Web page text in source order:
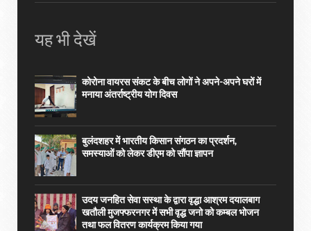
यह भी देखें
कोरोना वायरस संकट के बीच लोगों ने अपने-अपने घरों में
मनाया अंतर्राष्ट्रीय योग दिवस
बुलंदशहर में भारतीय किसान संगठन का प्रदर्शन,
समस्याओं को लेकर डीएम को सौंपा ज्ञापन
उदय जनहित सेवा सस्था के द्वारा वृद्धा आश्रम दयालबाग
खतौली मुजफ्फरनगर में सभी वृद्ध जनो को कम्बल भोजन
तथा फल वितरण कार्यक्रम किया गया